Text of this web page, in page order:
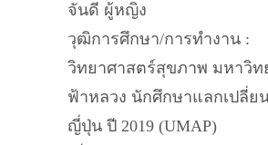
จันดี ผู้หญิง
วุฒิการศึกษา/การทำงาน :
วิทยาศาสตร์สุขภาพ มหาวิท
ฟ้าหลวง นักศึกษาแลกเปลี่ย
ญี่ปุ่น ปี 2019 (UMAP)